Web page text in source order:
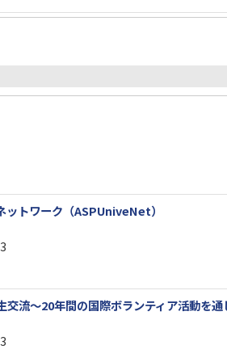
ットワーク（ASPUniveNet）
流～20年間の国際ボランティア活動を通